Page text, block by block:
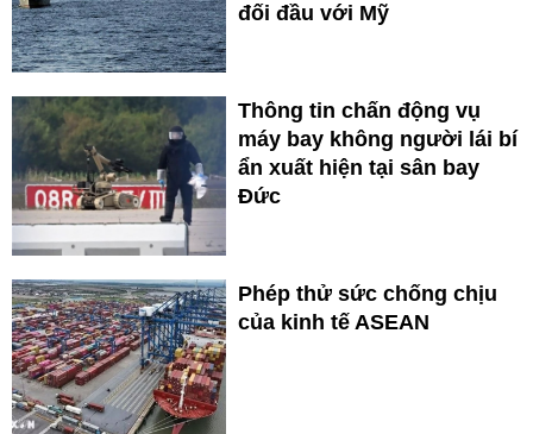
đối đầu với Mỹ
Thông tin chấn động vụ
máy bay không người lái bí
ẩn xuất hiện tại sân bay
Đức
Phép thử sức chống chịu
của kinh tế ASEAN